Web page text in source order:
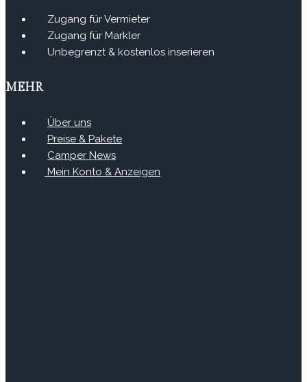
Zugang für Vermieter
Zugang für Markler
Unbegrenzt & kostenlos inserieren
MEHR
Über uns
Preise & Pakete
Camper News
Mein Konto & Anzeigen